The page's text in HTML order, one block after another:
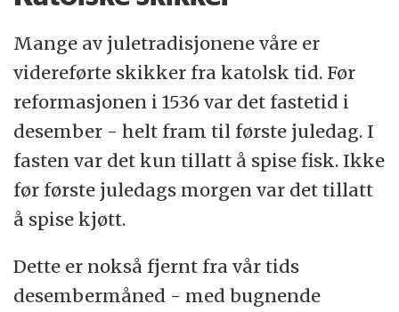
Mange av juletradisjonene våre er
videreførte skikker fra katolsk tid. Før
reformasjonen i 1536 var det fastetid i
desember - helt fram til første juledag. I
fasten var det kun tillatt å spise fisk. Ikke
før første juledags morgen var det tillatt
å spise kjøtt.
Dette er nokså fjernt fra vår tids
desembermåned - med bugnende